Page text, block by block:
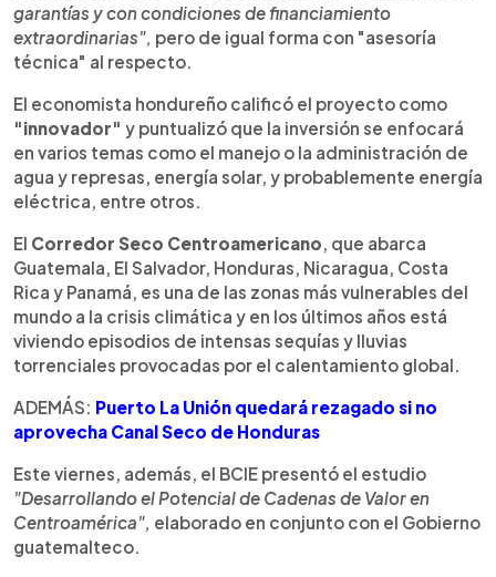
garantías y con condiciones de financiamiento
extraordinarias", pero de igual forma con "asesoría
técnica" al respecto.
El economista hondureño calificó el proyecto como
"innovador" y puntualizó que la inversión se enfocará
en varios temas como el manejo o la administración de
agua y represas, energía solar, y probablemente energía
eléctrica, entre otros.
El Corredor Seco Centroamericano, que abarca
Guatemala, El Salvador, Honduras, Nicaragua, Costa
Rica y Panamá, es una de las zonas más vulnerables del
mundo a la crisis climática y en los últimos años está
viviendo episodios de intensas sequías y lluvias
torrenciales provocadas por el calentamiento global.
ADEMÁS: Puerto La Unión quedará rezagado si no
aprovecha Canal Seco de Honduras
Este viernes, además, el BCIE presentó el estudio
"Desarrollando el Potencial de Cadenas de Valor en
Centroamérica", elaborado en conjunto con el Gobierno
guatemalteco.